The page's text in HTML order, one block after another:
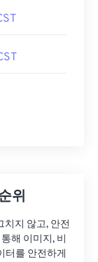
위
치지 않고, 안전
해 이미지, 비
터를 안전하게